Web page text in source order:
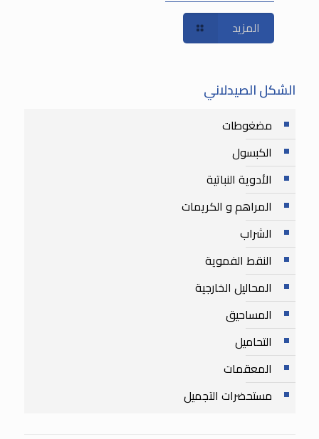
المزيد
الشكل الصيدلاني
مضغوطات
الكبسول
الأدوية النباتية
المراهم و الكريمات
الشراب
النقط الفموية
المحاليل الخارجية
المساحيق
التحاميل
المعقمات
مستحضرات التجميل